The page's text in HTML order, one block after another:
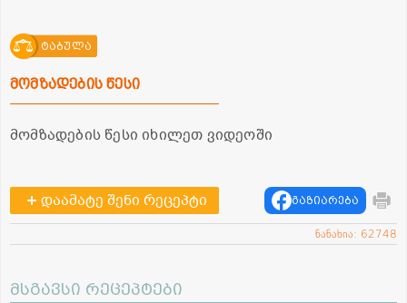
ტაბულა
მომზადების წესი
მომზადების წესი იხილეთ ვიდეოში
დაამატე შენი რეცეპტი გაზიარება
ნანახია: 62748
მსგავსი რეცეპტები